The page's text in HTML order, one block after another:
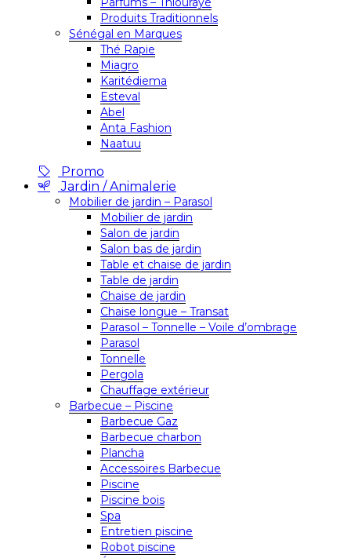
Produits Traditionnels
Sénégal en Marques
Thé Rapie
Miagro
Karitédiema
Esteval
Abel
Anta Fashion
Naatuu
Promo
Jardin / Animalerie
Mobilier de jardin – Parasol
Mobilier de jardin
Salon de jardin
Salon bas de jardin
Table et chaise de jardin
Table de jardin
Chaise de jardin
Chaise longue – Transat
Parasol – Tonnelle – Voile d’ombrage
Parasol
Tonnelle
Pergola
Chauffage extérieur
Barbecue – Piscine
Barbecue Gaz
Barbecue charbon
Plancha
Accessoires Barbecue
Piscine
Piscine bois
Spa
Entretien piscine
Robot piscine